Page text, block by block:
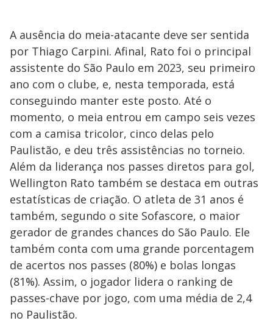
A ausência do meia-atacante deve ser sentida
por Thiago Carpini. Afinal, Rato foi o principal
assistente do São Paulo em 2023, seu primeiro
ano com o clube, e, nesta temporada, está
conseguindo manter este posto. Até o
momento, o meia entrou em campo seis vezes
com a camisa tricolor, cinco delas pelo
Paulistão, e deu três assistências no torneio.
Além da liderança nos passes diretos para gol,
Wellington Rato também se destaca em outras
estatísticas de criação. O atleta de 31 anos é
também, segundo o site Sofascore, o maior
gerador de grandes chances do São Paulo. Ele
também conta com uma grande porcentagem
de acertos nos passes (80%) e bolas longas
(81%). Assim, o jogador lidera o ranking de
passes-chave por jogo, com uma média de 2,4
no Paulistão.